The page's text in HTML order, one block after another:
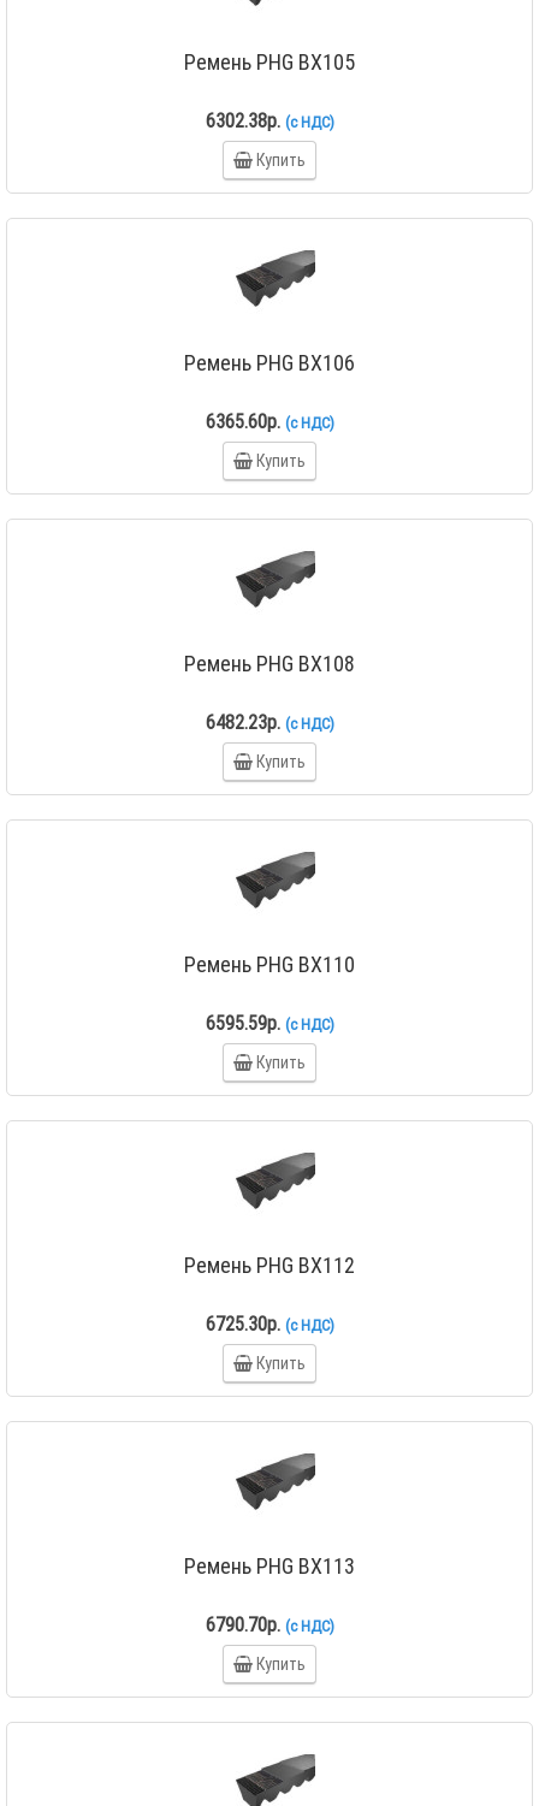
Ремень PHG BX105
6302.38р. (с НДС)
Купить
Ремень PHG BX106
6365.60р. (с НДС)
Купить
Ремень PHG BX108
6482.23р. (с НДС)
Купить
Ремень PHG BX110
6595.59р. (с НДС)
Купить
Ремень PHG BX112
6725.30р. (с НДС)
Купить
Ремень PHG BX113
6790.70р. (с НДС)
Купить